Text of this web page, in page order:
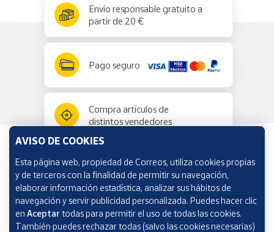
Envío responsable gratuito a
partir de 20 €
Pago seguro
Compra artículos de
distintos vendedores
Información y ayuda
Correos Market
AVISO DE COOKIES
Esta página web, propiedad de Correos, utiliza cookies propias
y de terceros con la finalidad de permitir su navegación,
elaborar información estadística, analizar sus hábitos de
navegación y servir publicidad personalizada. Puedes hacer clic
en Aceptar todas para permitir el uso de todas las cookies.
También puedes rechazar todas (salvo las cookies necesarias)